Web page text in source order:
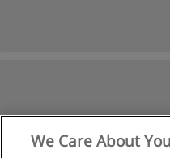
We Care About